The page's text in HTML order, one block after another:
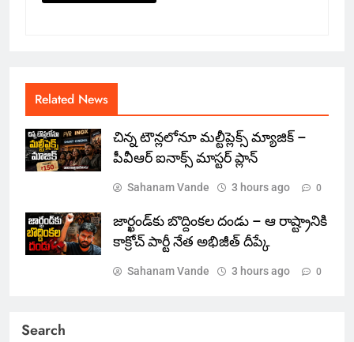
Related News
చిన్న టౌన్లలోనూ మల్టీప్లెక్స్‌ మ్యాజిక్ –
పీవీఆర్ ఐనాక్స్ మాస్టర్ ప్లాన్
Sahanam Vande 3 hours ago 0
జార్ఖండ్‌కు బొద్దింకల దండు – ఆ రాష్ట్రానికి
కాక్రోచ్ పార్టీ నేత అభిజీత్ దీప్కే
Sahanam Vande 3 hours ago 0
Search